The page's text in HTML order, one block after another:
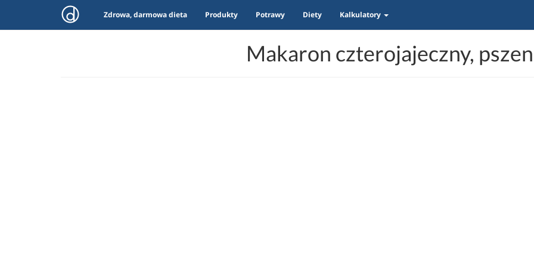
Zdrowa, darmowa dieta Produkty Potrawy Diety Kalkulatory
Makaron czterojajeczny,